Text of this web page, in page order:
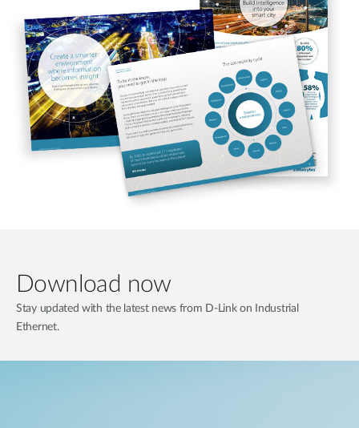
Download now
Stay updated with the latest news from D-Link on Industrial
Ethernet.